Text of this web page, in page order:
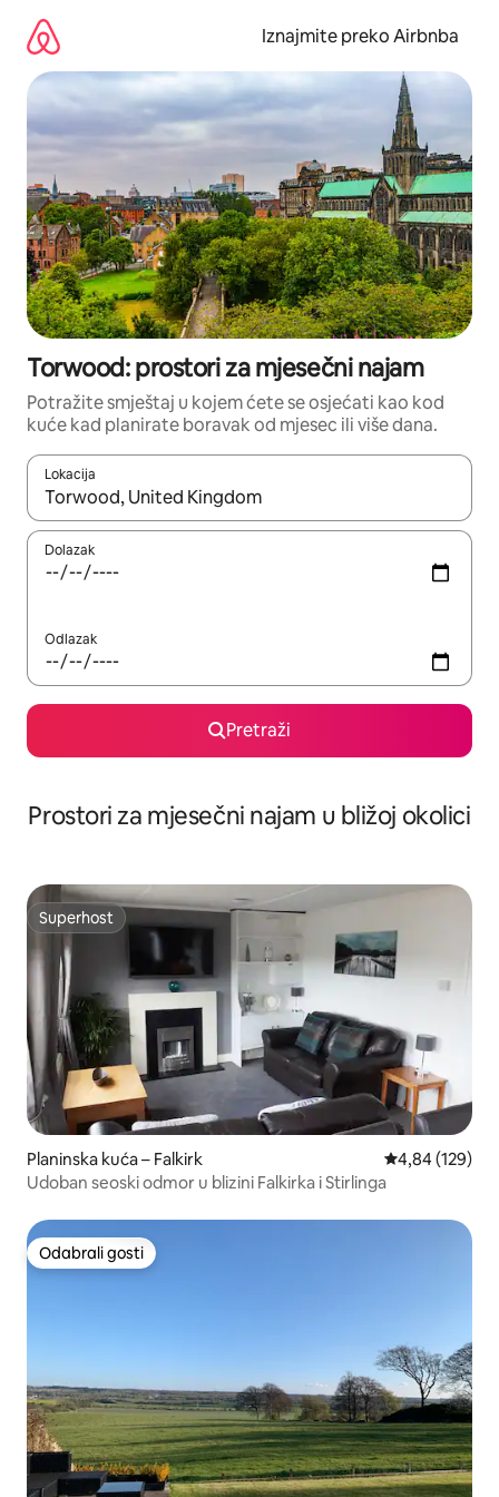
sadržaj
Iznajmite preko Airbnba
Torwood: prostori za mjesečni najam
Potražite smještaj u kojem ćete se osjećati kao kod
kuće kad planirate boravak od mjesec ili više dana.
Lokacija
Kada budu dostupni rezultati, moći ćete ih pregledati
Dolazak
Odlazak
Pretraži
Prostori za mjesečni najam u bližoj okolici
Superhost
Superhost
Planinska kuća – Falkirk Prosječna
4,84 (129)
Udoban seoski odmor u blizini Falkirka i Stirlinga
Odabrali gosti
Odabrali gosti